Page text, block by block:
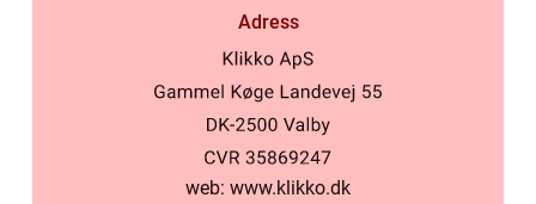
Adress
web: www.klikko.dk